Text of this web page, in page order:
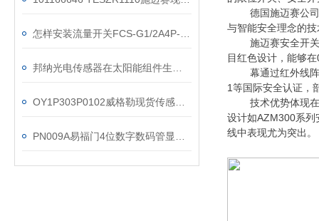
德国施迈赛公
与智能安全理念的
施迈赛安全开
目红色设计，能够
幕通过红外线
1等国际安全认证，
技术优势体现
设计如AZM300系列
线中表现尤为突出。